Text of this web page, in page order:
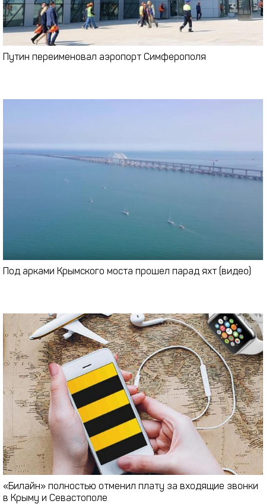
Путин переименовал аэропорт Симферополя
Под арками Крымского моста прошел парад яхт (видео)
«Билайн» полностью отменил плату за входящие звонки
в Крыму и Севастополе